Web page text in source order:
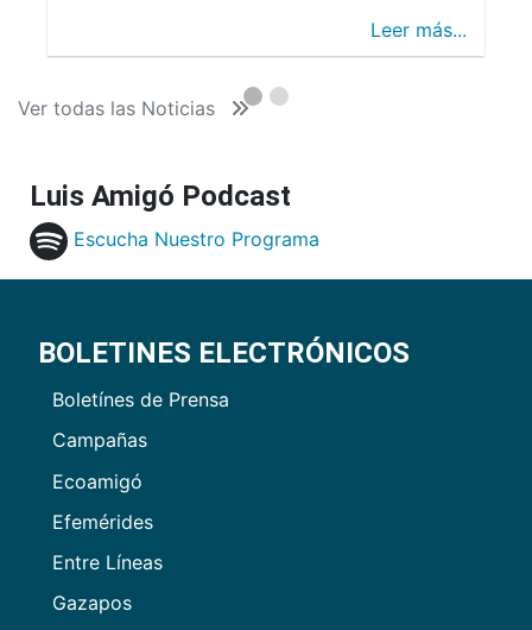
Leer más...
Ver todas las Noticias
Luis Amigó Podcast
Escucha Nuestro Programa
BOLETINES ELECTRÓNICOS
Boletínes de Prensa
Campañas
Ecoamigó
Efemérides
Entre Líneas
Gazapos